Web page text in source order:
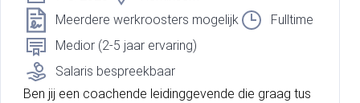
Meerdere werkroosters mogelijk
Fulltime
Medior (2-5 jaar ervaring)
Salaris bespreekbaar
Ben jij een coachende leidinggevende die graag tus